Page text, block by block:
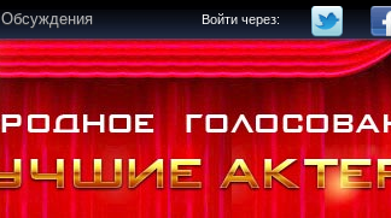
Обсуждения Войти через: